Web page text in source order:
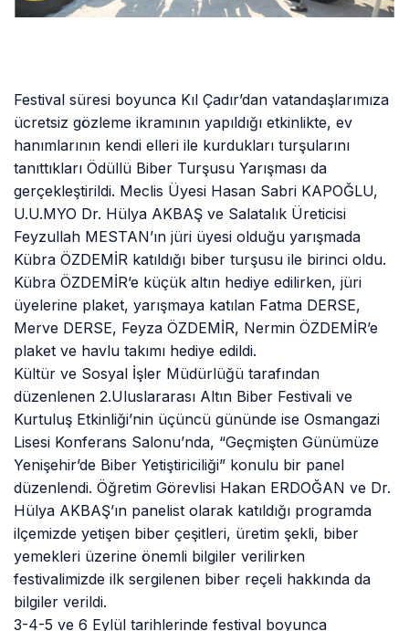
Festival süresi boyunca Kıl Çadır’dan vatandaşlarımıza
ücretsiz gözleme ikramının yapıldığı etkinlikte, ev
hanımlarının kendi elleri ile kurdukları turşularını
tanıttıkları Ödüllü Biber Turşusu Yarışması da
gerçekleştirildi. Meclis Üyesi Hasan Sabri KAPOĞLU,
U.U.MYO Dr. Hülya AKBAŞ ve Salatalık Üreticisi
Feyzullah MESTAN’ın jüri üyesi olduğu yarışmada
Kübra ÖZDEMİR katıldığı biber turşusu ile birinci oldu.
Kübra ÖZDEMİR’e küçük altın hediye edilirken, jüri
üyelerine plaket, yarışmaya katılan Fatma DERSE,
Merve DERSE, Feyza ÖZDEMİR, Nermin ÖZDEMİR’e
plaket ve havlu takımı hediye edildi.
Kültür ve Sosyal İşler Müdürlüğü tarafından
düzenlenen 2.Uluslararası Altın Biber Festivali ve
Kurtuluş Etkinliği’nin üçüncü gününde ise Osmangazi
Lisesi Konferans Salonu’nda, “Geçmişten Günümüze
Yenişehir’de Biber Yetiştiriciliği” konulu bir panel
düzenlendi. Öğretim Görevlisi Hakan ERDOĞAN ve Dr.
Hülya AKBAŞ’ın panelist olarak katıldığı programda
ilçemizde yetişen biber çeşitleri, üretim şekli, biber
yemekleri üzerine önemli bilgiler verilirken
festivalimizde ilk sergilenen biber reçeli hakkında da
bilgiler verildi.
3-4-5 ve 6 Eylül tarihlerinde festival boyunca